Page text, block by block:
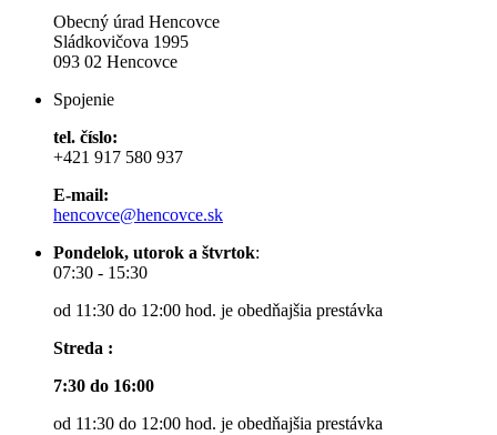
Obecný úrad Hencovce
Sládkovičova 1995
093 02 Hencovce
Spojenie
tel. číslo:
+421 917 580 937
E-mail:
hencovce@hencovce.sk
Pondelok, utorok a štvrtok:
07:30 - 15:30
od 11:30 do 12:00 hod. je obedňajšia prestávka
Streda :
7:30 do 16:00
od 11:30 do 12:00 hod. je obedňajšia prestávka